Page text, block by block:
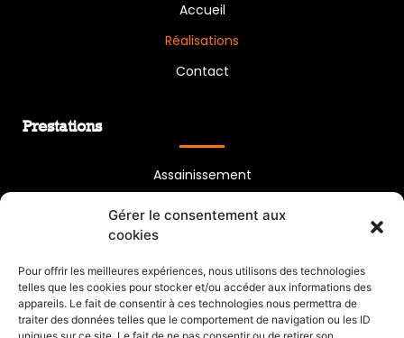
Gérer le consentement aux
cookies
Pour offrir les meilleures expériences, nous utilisons des technologies
telles que les cookies pour stocker et/ou accéder aux informations des
appareils. Le fait de consentir à ces technologies nous permettra de
traiter des données telles que le comportement de navigation ou les ID
Accueil
Réalisations
Contact
Prestations
Assainissement
Aménagements extérieurs
Terrassement